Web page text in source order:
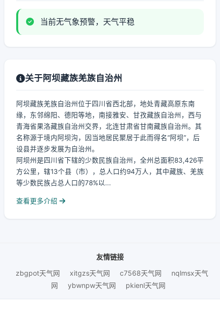
当前无气象预警，天气平稳
关于阿坝藏族羌族自治州
阿坝藏族羌族自治州位于四川省西北部，地处青藏高原东南
缘，东邻绵阳、德阳等地，南接雅安、甘孜藏族自治州，西与
青海省果洛藏族自治州交界，北连甘肃省甘南藏族自治州。其
名称源于境内阿坝沟，因当地居民聚居于此而得名“阿坝”，后
设县并逐步发展为自治州。
阿坝州是四川省下辖的少数民族自治州，全州总面积83,426平
方公里，辖13个县（市），总人口约94万人，其中藏族、羌族
等少数民族占总人口的78%以...
查看更多介绍
友情链接
zbgpot天气网
xitgzs天气网 c7568天气网
nqlmsx天气
网
ybwnpw天气网 pkienl天气网